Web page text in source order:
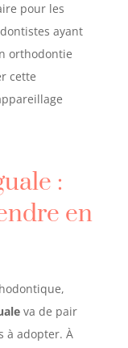
pour les
ayant
orthodontie
cette
:
en
va de pair
à adopter. À